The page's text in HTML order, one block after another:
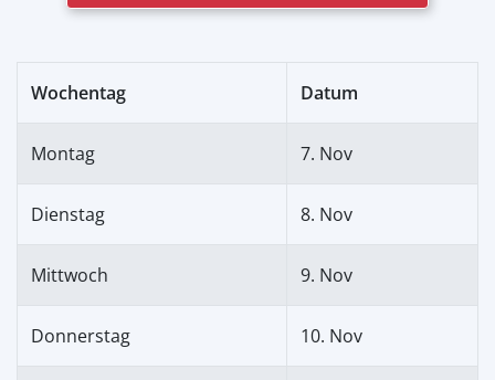
Wochentag Datum
Montag 7. Nov
Dienstag 8. Nov
Mittwoch 9. Nov
Donnerstag 10. Nov